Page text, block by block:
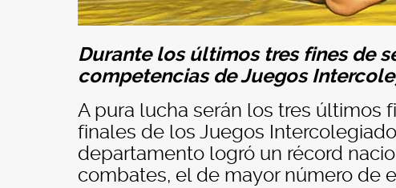
Durante los últimos tres fines de
competencias de Juegos
A pura lucha serán los tres últimos
finales de los Juegos
departamento logró un récord
combates, el de mayor número de